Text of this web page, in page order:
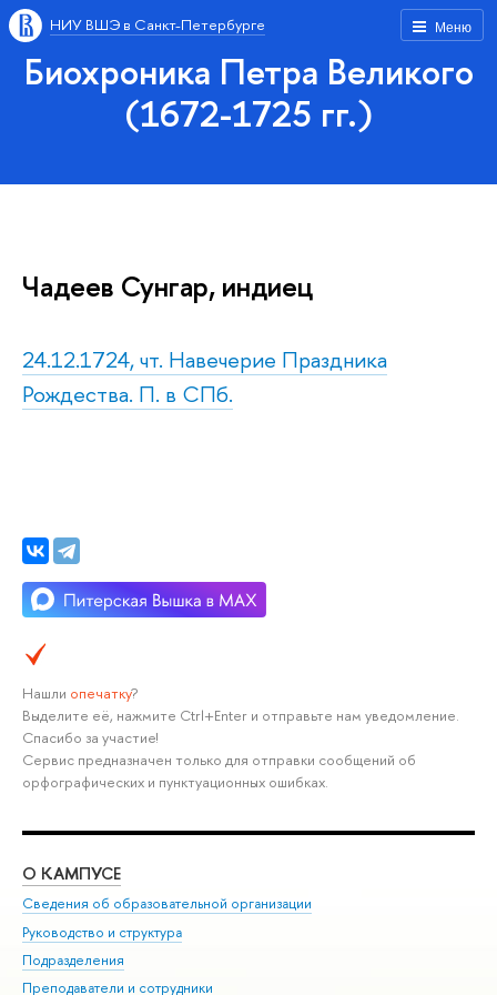
Меню
НИУ ВШЭ в Санкт-Петербурге
Биохроника Петра Великого
(1672-1725 гг.)
Чадеев Сунгар, индиец
24.12.1724, чт. Навечерие Праздника
Рождества. П. в СПб.
Нашли опечатку?
Выделите её, нажмите Ctrl+Enter и отправьте нам уведомление.
Спасибо за участие!
Сервис предназначен только для отправки сообщений об
орфографических и пунктуационных ошибках.
О КАМПУСЕ
Сведения об образовательной организации
Руководство и структура
Подразделения
Преподаватели и сотрудники